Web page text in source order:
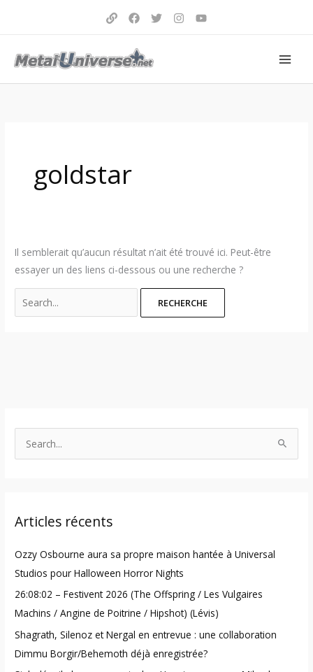
goldstar
Il semblerait qu’aucun résultat n’ait été trouvé ici. Peut-être
essayer un des liens ci-dessous ou une recherche ?
c
f
o
r
:
Articles récents
Ozzy Osbourne aura sa propre maison hantée à Universal
Studios pour Halloween Horror Nights
26:08:02 – Festivent 2026 (The Offspring / Les Vulgaires
Machins / Angine de Poitrine / Hipshot) (Lévis)
Shagrath, Silenoz et Nergal en entrevue : une collaboration
Dimmu Borgir/Behemoth déjà enregistrée?